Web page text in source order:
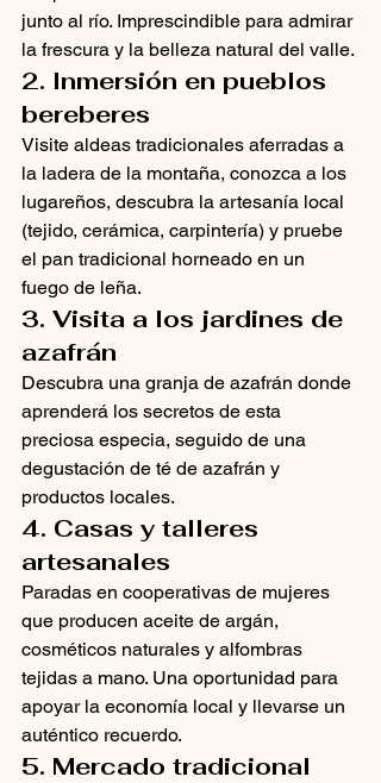
junto al río. Imprescindible para admirar
la frescura y la belleza natural del valle.
2. Inmersión en pueblos
bereberes
Visite aldeas tradicionales aferradas a
la ladera de la montaña, conozca a los
lugareños, descubra la artesanía local
(tejido, cerámica, carpintería) y pruebe
el pan tradicional horneado en un
fuego de leña.
3. Visita a los jardines de
azafrán
Descubra una granja de azafrán donde
aprenderá los secretos de esta
preciosa especia, seguido de una
degustación de té de azafrán y
productos locales.
4. Casas y talleres
artesanales
Paradas en cooperativas de mujeres
que producen aceite de argán,
cosméticos naturales y alfombras
tejidas a mano. Una oportunidad para
apoyar la economía local y llevarse un
auténtico recuerdo.
5. Mercado tradicional